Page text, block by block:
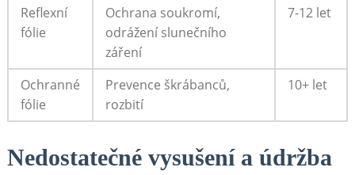
Reflexní
fólie
Ochrana soukromí,
odrážení slunečního
záření
7-12⁣ let
Ochranné
fólie
Prevence škrábanců,
rozbití
10+ let
Nedostatečné‌ vysušení ⁣a údržba